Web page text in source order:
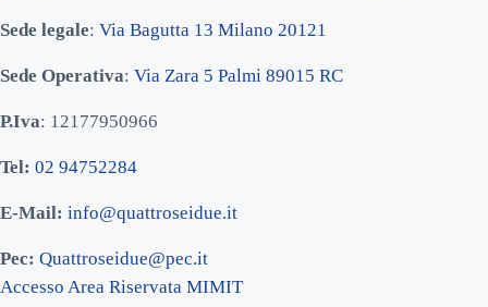
Sede legale:Via Bagutta 13 Milano 20121
Sede Operativa:Via Zara 5 Palmi 89015 RC
P.Iva: 12177950966
Tel: 02 94752284
E-Mail: info@quattroseidue.it
Pec: Quattroseidue@pec.it
Accesso Area Riservata MIMIT